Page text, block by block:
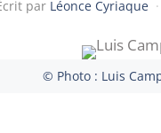
par Léonce Cyriaque ·
© Photo : Luis